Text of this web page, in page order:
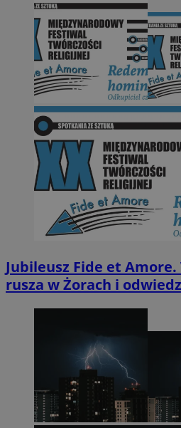
Jubileusz Fide et
rusza w Żorach i